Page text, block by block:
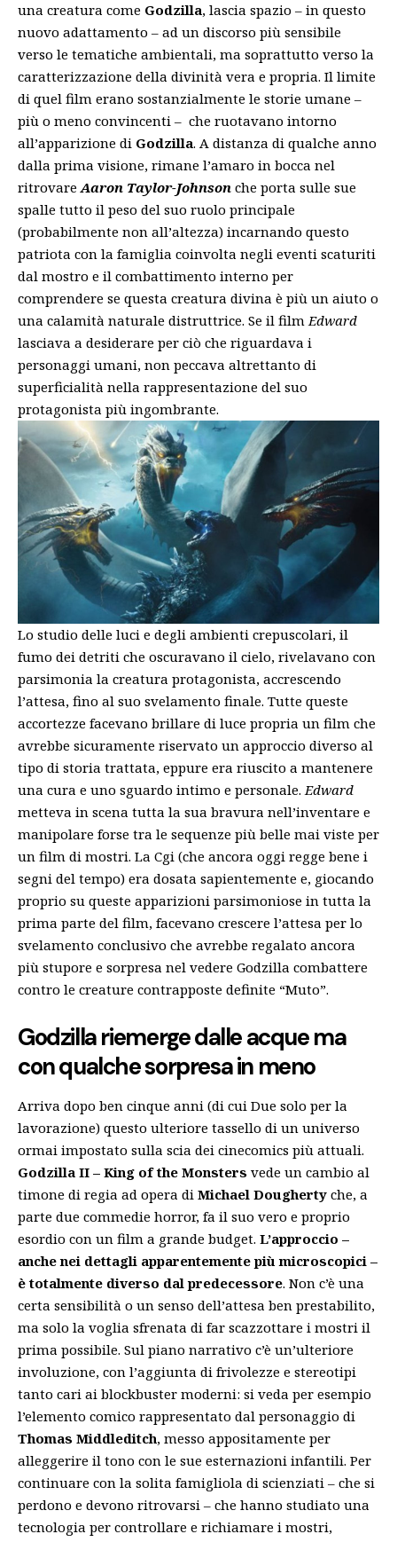
una creatura come Godzilla, lascia spazio – in questo
nuovo adattamento – ad un discorso più sensibile
verso le tematiche ambientali, ma soprattutto verso la
caratterizzazione della divinità vera e propria. Il limite
di quel film erano sostanzialmente le storie umane –
più o meno convincenti – che ruotavano intorno
all’apparizione di Godzilla. A distanza di qualche anno
dalla prima visione, rimane l’amaro in bocca nel
ritrovare Aaron Taylor-Johnson che porta sulle sue
spalle tutto il peso del suo ruolo principale
(probabilmente non all’altezza) incarnando questo
patriota con la famiglia coinvolta negli eventi scaturiti
dal mostro e il combattimento interno per
comprendere se questa creatura divina è più un aiuto o
una calamità naturale distruttrice. Se il film Edward
lasciava a desiderare per ciò che riguardava i
personaggi umani, non peccava altrettanto di
superficialità nella rappresentazione del suo
protagonista più ingombrante.
Lo studio delle luci e degli ambienti crepuscolari, il
fumo dei detriti che oscuravano il cielo, rivelavano con
parsimonia la creatura protagonista, accrescendo
l’attesa, fino al suo svelamento finale. Tutte queste
accortezze facevano brillare di luce propria un film che
avrebbe sicuramente riservato un approccio diverso al
tipo di storia trattata, eppure era riuscito a mantenere
una cura e uno sguardo intimo e personale.Edward
metteva in scena tutta la sua bravura nell’inventare e
manipolare forse tra le sequenze più belle mai viste per
un film di mostri. La Cgi (che ancora oggi regge bene i
segni del tempo) era dosata sapientemente e, giocando
proprio su queste apparizioni parsimoniose in tutta la
prima parte del film, facevano crescere l’attesa per lo
svelamento conclusivo che avrebbe regalato ancora
più stupore e sorpresa nel vedere Godzilla combattere
contro le creature contrapposte definite “Muto”.
Godzilla riemerge dalle acque ma
con qualche sorpresa in meno
Arriva dopo ben cinque anni (di cui Due solo per la
lavorazione) questo ulteriore tassello di un universo
ormai impostato sulla scia dei cinecomics più attuali.
Godzilla II – King of the Monsters vede un cambio al
timone di regia ad opera di Michael Dougherty che, a
parte due commedie horror, fa il suo vero e proprio
esordio con un film a grande budget. L’approccio –
anche nei dettagli apparentemente più microscopici –
è totalmente diverso dal predecessore. Non c’è una
certa sensibilità o un senso dell’attesa ben prestabilito,
ma solo la voglia sfrenata di far scazzottare i mostri il
prima possibile. Sul piano narrativo c’è un’ulteriore
involuzione, con l’aggiunta di frivolezze e stereotipi
tanto cari ai blockbuster moderni: si veda per esempio
l’elemento comico rappresentato dal personaggio di
Thomas Middleditch, messo appositamente per
alleggerire il tono con le sue esternazioni infantili. Per
continuare con la solita famigliola di scienziati – che si
perdono e devono ritrovarsi – che hanno studiato una
tecnologia per controllare e richiamare i mostri,